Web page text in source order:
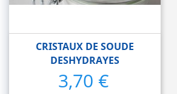
CRISTAUX DE SOUDE
DESHYDRAYES
Prix
3,70 €